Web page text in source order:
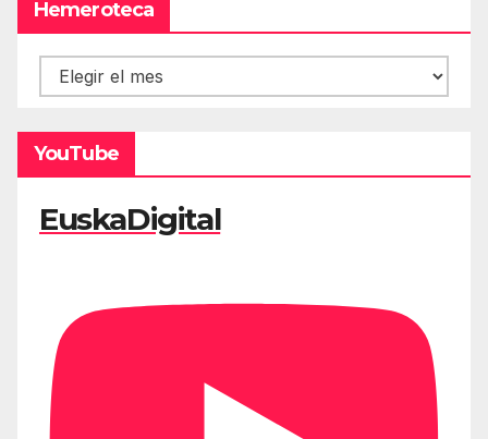
Hemeroteca
Hemeroteca
YouTube
EuskaDigital